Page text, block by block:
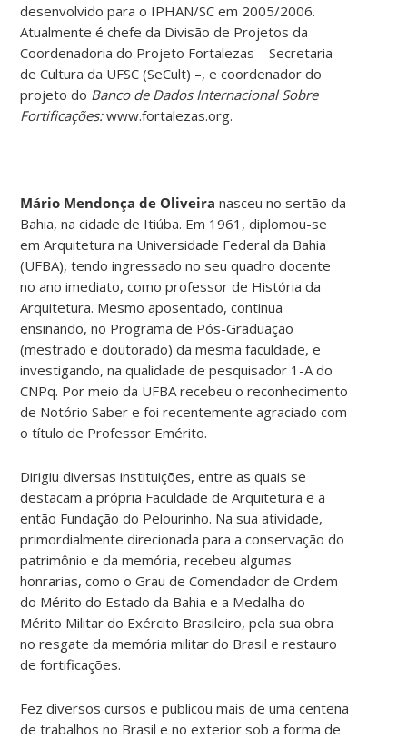
desenvolvido para o IPHAN/SC em 2005/2006.
Atualmente é chefe da Divisão de Projetos da
Coordenadoria do Projeto Fortalezas – Secretaria
de Cultura da UFSC (SeCult) –, e coordenador do
projeto do Banco de Dados Internacional Sobre
Fortificações:www.fortalezas.org.
Mário Mendonça de Oliveira nasceu no sertão da
Bahia, na cidade de Itiúba. Em 1961, diplomou-se
em Arquitetura na Universidade Federal da Bahia
(UFBA), tendo ingressado no seu quadro docente
no ano imediato, como professor de História da
Arquitetura. Mesmo aposentado, continua
ensinando, no Programa de Pós-Graduação
(mestrado e doutorado) da mesma faculdade, e
investigando, na qualidade de pesquisador 1-A do
CNPq. Por meio da UFBA recebeu o reconhecimento
de Notório Saber e foi recentemente agraciado com
o título de Professor Emérito.
Dirigiu diversas instituições, entre as quais se
destacam a própria Faculdade de Arquitetura e a
então Fundação do Pelourinho. Na sua atividade,
primordialmente direcionada para a conservação do
patrimônio e da memória, recebeu algumas
honrarias, como o Grau de Comendador de Ordem
do Mérito do Estado da Bahia e a Medalha do
Mérito Militar do Exército Brasileiro, pela sua obra
no resgate da memória militar do Brasil e restauro
de fortificações.
Fez diversos cursos e publicou mais de uma centena
de trabalhos no Brasil e no exterior sob a forma de